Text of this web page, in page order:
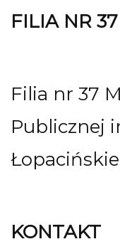
FILIA NR 37
Filia nr 37
Publicznej
KONTAKT